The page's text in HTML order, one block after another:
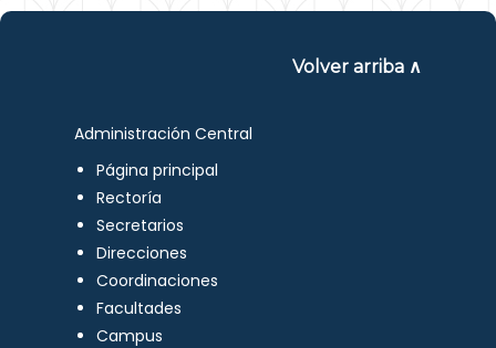
Volver arriba ∧
Administración Central
Página principal
Rectoría
Secretarios
Direcciones
Coordinaciones
Facultades
Campus